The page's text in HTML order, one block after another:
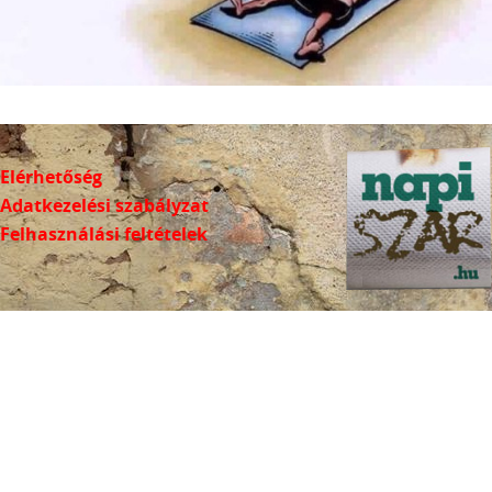
Elérhetőség
Adatkezelési szabályzat
Felhasználási feltételek